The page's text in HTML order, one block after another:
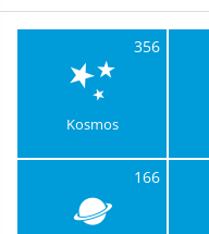
356
Kosmos
166